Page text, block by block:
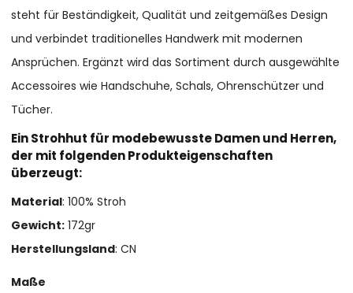
steht für Beständigkeit, Qualität und zeitgemäßes Design
und verbindet traditionelles Handwerk mit modernen
Ansprüchen. Ergänzt wird das Sortiment durch ausgewählte
Accessoires wie Handschuhe, Schals, Ohrenschützer und
Tücher.
Ein Strohhut für modebewusste Damen und Herren,
der mit folgenden Produkteigenschaften
überzeugt:
Material: 100% Stroh
Gewicht: 172gr
Herstellungsland: CN
Maße